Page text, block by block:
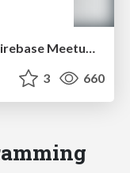
Realtime Config with Firestore@Firebase Meetup #8
3 660